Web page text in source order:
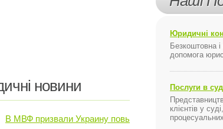
новини
В МВФ призвали Украину повысить ...
Юридичні
Безкоштовна і
допомога
Послуги в
клієнтів у